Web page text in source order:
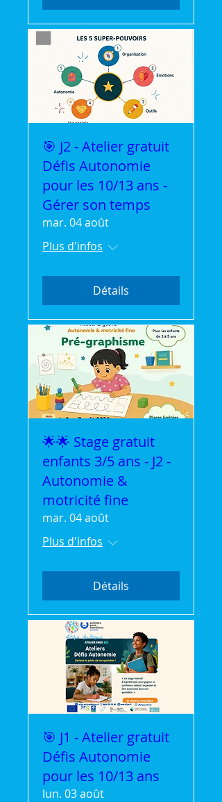
🎯 J2 - Atelier gratuit
Défis Autonomie
pour les 10/13 ans -
Gérer son temps
mar. 04 août
Plus d'infos
Détails
🌟🌟 Stage gratuit
enfants 3/5 ans - J2 -
Autonomie &
motricité fine
mar. 04 août
Plus d'infos
Détails
🎯 J1 - Atelier gratuit
Défis Autonomie
pour les 10/13 ans
lun. 03 août